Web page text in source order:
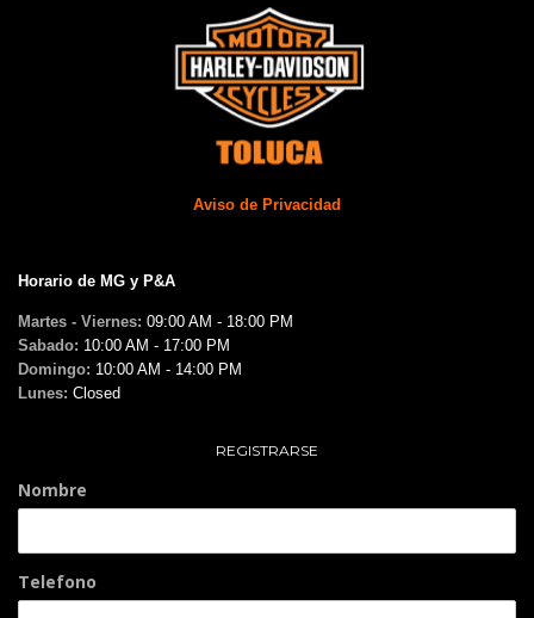
Aviso de Privacidad
Horario de MG y P&A
Martes - Viernes: 09:00 AM - 18:00 PM
Sabado: 10:00 AM - 17:00 PM
Domingo: 10:00 AM - 14:00 PM
Lunes: Closed
REGISTRARSE
Nombre
Telefono